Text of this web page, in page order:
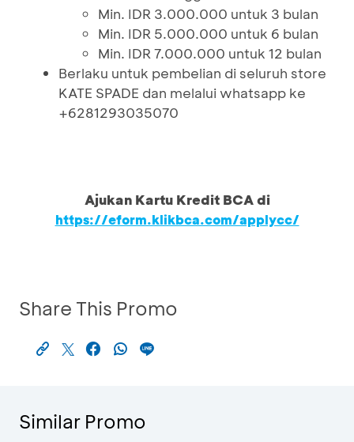
Min. IDR 3.000.000 untuk 3 bulan
Min. IDR 5.000.000 untuk 6 bulan
Min. IDR 7.000.000 untuk 12 bulan
Berlaku untuk pembelian di seluruh store
KATE SPADE dan melalui whatsapp ke
+6281293035070
Ajukan Kartu Kredit BCA di
https://eform.klikbca.com/applycc/
Share This Promo
Similar Promo